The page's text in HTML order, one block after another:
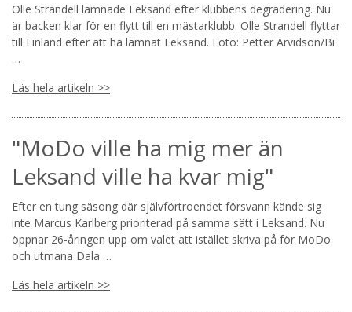
Olle Strandell lämnade Leksand efter klubbens degradering. Nu
är backen klar för en flytt till en mästarklubb. Olle Strandell flyttar
till Finland efter att ha lämnat Leksand. Foto: Petter Arvidson/Bi
…
Läs hela artikeln >>
"MoDo ville ha mig mer än
Leksand ville ha kvar mig"
Efter en tung säsong där självförtroendet försvann kände sig
inte Marcus Karlberg prioriterad på samma sätt i Leksand. Nu
öppnar 26-åringen upp om valet att istället skriva på för MoDo
och utmana Dala …
Läs hela artikeln >>